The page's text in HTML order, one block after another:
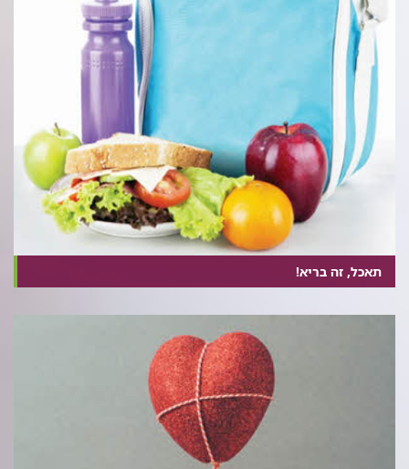
תאכל, זה בריא!